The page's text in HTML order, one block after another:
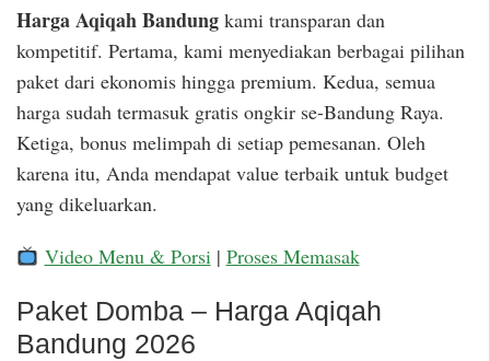
Harga Aqiqah Bandung kami transparan dan
kompetitif. Pertama, kami menyediakan berbagai pilihan
paket dari ekonomis hingga premium. Kedua, semua
harga sudah termasuk gratis ongkir se-Bandung Raya.
Ketiga, bonus melimpah di setiap pemesanan. Oleh
karena itu, Anda mendapat value terbaik untuk budget
yang dikeluarkan.
Video Menu & Porsi| Proses Memasak
Paket Domba – Harga Aqiqah
Bandung 2026